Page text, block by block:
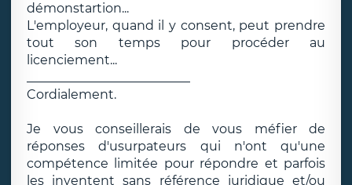
démonstartion...
L'employeur, quand il y consent, peut prendre
tout son temps pour procéder au
licenciement...
Cordialement.
Je vous conseillerais de vous méfier de
réponses d'usurpateurs qui n'ont qu'une
compétence limitée pour répondre et parfois
les inventent sans référence juridique et/ou